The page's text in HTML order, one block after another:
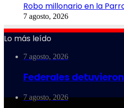
Robo millonario en la
7 agosto, 2026
Lo más leído
7 agosto, 2026
Federales
7 agosto, 2026